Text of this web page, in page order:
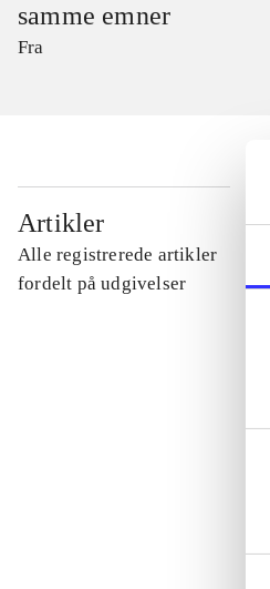
samme emner
Fra
Artikler
Alle registrerede artikler
fordelt på udgivelser